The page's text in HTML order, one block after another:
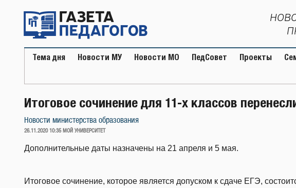
содержимому
Тема дня Новости МУ Новости МО ПедСовет Проекты
Итоговое сочинение для 11-х классов
Новости министерства образования
ОПУБЛИКОВАНО
26.11.2020 10:35 МОЙ УНИВЕРСИТЕТ
Дополнительные даты назначены на 21 апреля и 5 мая.
Итоговое сочинение, которое является допуском к сдаче ЕГЭ,